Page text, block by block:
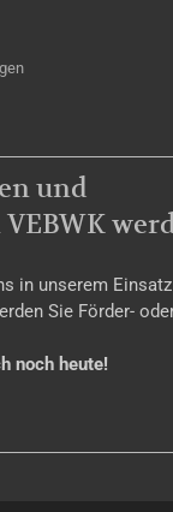
und
in unserem
Sie Förder-
noch heute!